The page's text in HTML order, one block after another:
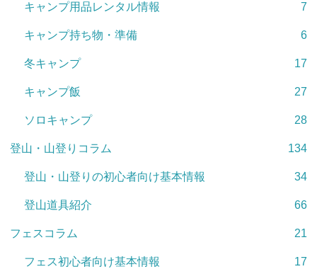
キャンプ用品レンタル情報 7
キャンプ持ち物・準備 6
冬キャンプ 17
キャンプ飯 27
ソロキャンプ 28
登山・山登りコラム 134
登山・山登りの初心者向け基本情報 34
登山道具紹介 66
フェスコラム 21
フェス初心者向け基本情報 17